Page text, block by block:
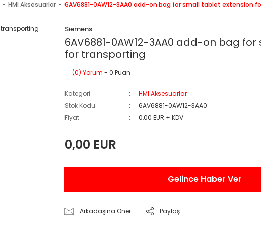
HMI Aksesuarlar 6AV6881-0AW12-3AA0 add-on bag for small tablet extension
Siemens
6AV6881-0AW12-3AA0 add-on bag
for transporting
(0) Yorum - 0 Puan
Kategori
HMI Aksesuarlar
Stok Kodu
6AV6881-0AW12-3AA0
Fiyat
0,00 EUR + KDV
0,00 EUR
Gelince Haber Ver
Arkadaşına Öner Paylaş